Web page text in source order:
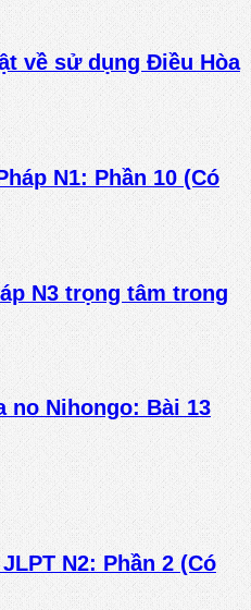
về sử dụng Điều Hòa
N1: Phần 10 (Có
N3 trọng tâm trong
no Nihongo: Bài 13
N2: Phần 2 (Có